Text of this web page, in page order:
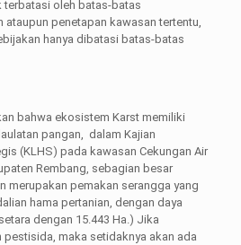
oleh batas-batas
ataupun penetapan kawasan tertentu,
hanya dibatasi batas-batas
bahwa ekosistem Karst memiliki
pangan, dalam Kajian
(KLHS) pada kawasan Cekungan Air
Rembang, sebagian besar
merupakan pemakan serangga yang
hama pertanian, dengan daya
dengan 15.443 Ha.) Jika
maka setidaknya akan ada